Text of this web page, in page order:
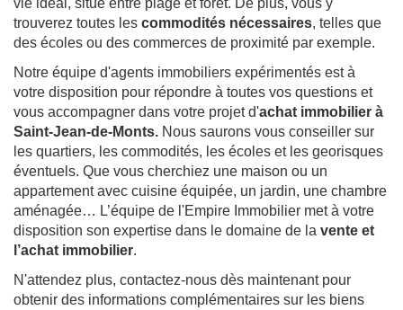
trouverez toutes les commodités nécessaires, telles que
des écoles ou des commerces de proximité par exemple.
Notre équipe d'agents immobiliers expérimentés est à
votre disposition pour répondre à toutes vos questions et
vous accompagner dans votre projet d'achat immobilier à
Saint-Jean-de-Monts. Nous saurons vous conseiller sur
les quartiers, les commodités, les écoles et les georisques
éventuels. Que vous cherchiez une maison ou un
appartement avec cuisine équipée, un jardin, une chambre
aménagée… L’équipe de l'Empire Immobilier met à votre
disposition son expertise dans le domaine de la vente et
l’achat immobilier.
N'attendez plus, contactez-nous dès maintenant pour
obtenir des informations complémentaires sur les biens